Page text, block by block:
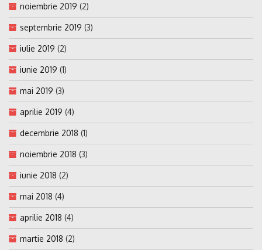
noiembrie 2019 (2)
septembrie 2019 (3)
iulie 2019 (2)
iunie 2019 (1)
mai 2019 (3)
aprilie 2019 (4)
decembrie 2018 (1)
noiembrie 2018 (3)
iunie 2018 (2)
mai 2018 (4)
aprilie 2018 (4)
martie 2018 (2)